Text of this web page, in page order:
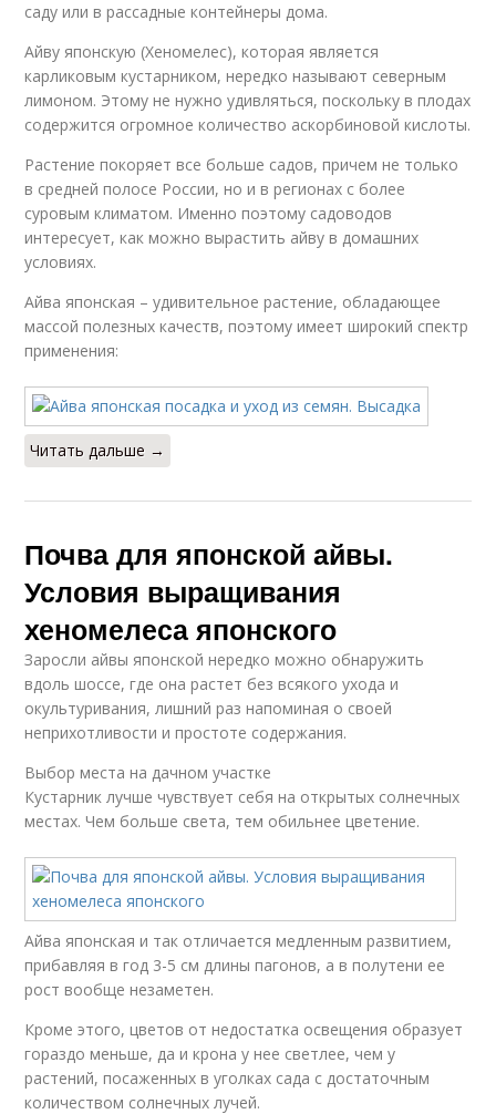
саду или в рассадные контейнеры дома.
Айву японскую (Хеномелес), которая является
карликовым кустарником, нередко называют северным
лимоном. Этому не нужно удивляться, поскольку в плодах
содержится огромное количество аскорбиновой кислоты.
Растение покоряет все больше садов, причем не только
в средней полосе России, но и в регионах с более
суровым климатом. Именно поэтому садоводов
интересует, как можно вырастить айву в домашних
условиях.
Айва японская – удивительное растение, обладающее
массой полезных качеств, поэтому имеет широкий спектр
применения:
Читать дальше →
Почва для японской айвы.
Условия выращивания
хеномелеса японского
Заросли айвы японской нередко можно обнаружить
вдоль шоссе, где она растет без всякого ухода и
окультуривания, лишний раз напоминая о своей
неприхотливости и простоте содержания.
Выбор места на дачном участке
Кустарник лучше чувствует себя на открытых солнечных
местах. Чем больше света, тем обильнее цветение.
Айва японская и так отличается медленным развитием,
прибавляя в год 3-5 см длины пагонов, а в полутени ее
рост вообще незаметен.
Кроме этого, цветов от недостатка освещения образует
гораздо меньше, да и крона у нее светлее, чем у
растений, посаженных в уголках сада с достаточным
количеством солнечных лучей.